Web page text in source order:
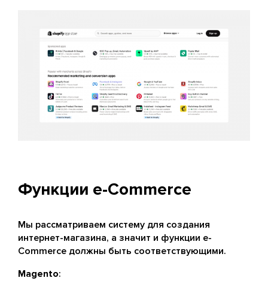
Функции e-Commerce
Мы рассматриваем систему для создания
интернет-магазина, а значит и функции e-
Commerce должны быть соответствующими.
Magento: